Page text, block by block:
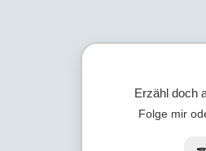
Erzähl doch
Folge mir